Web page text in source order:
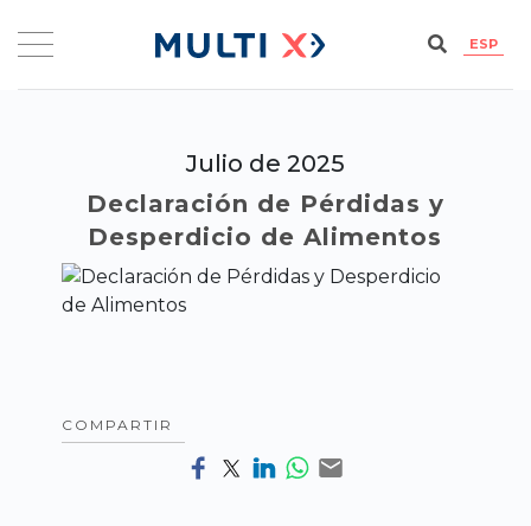
ESP
Julio de 2025
Declaración de Pérdidas y
Desperdicio de Alimentos
COMPARTIR